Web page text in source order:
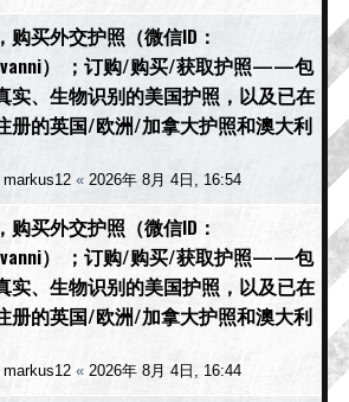
购买外交护照（微信ID：
） ；订购/购买/获取护照——包
实、生物识别的美国护照，以及已在
册的英国/欧洲/加拿大护照和澳大利
markus12 « 2026年 8月 4日, 16:54
购买外交护照（微信ID：
） ；订购/购买/获取护照——包
实、生物识别的美国护照，以及已在
册的英国/欧洲/加拿大护照和澳大利
markus12 « 2026年 8月 4日, 16:44